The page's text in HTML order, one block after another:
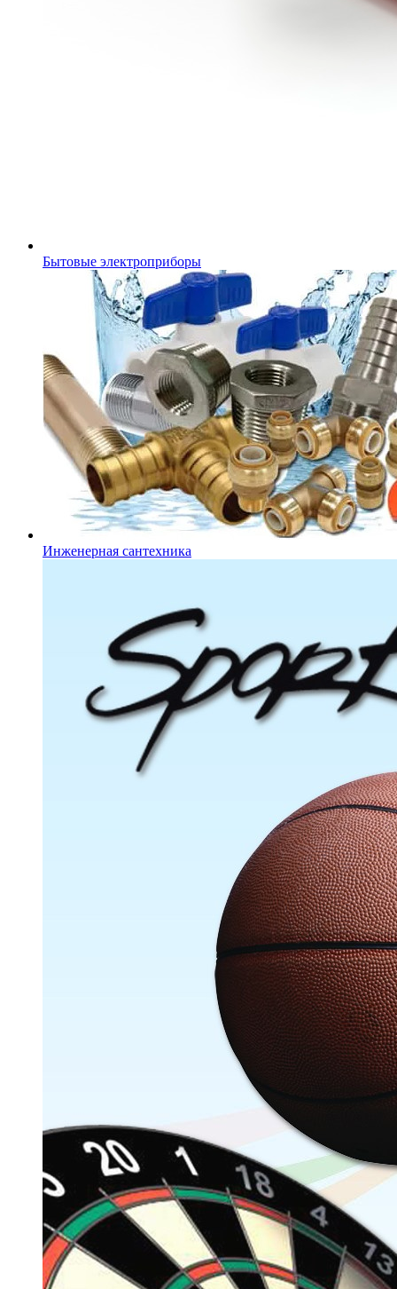
Бытовые электроприборы
Инженерная сантехника